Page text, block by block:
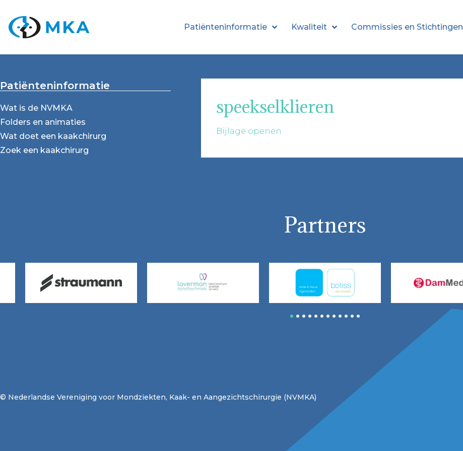
Patiënteninformatie Kwaliteit Commissies en Stichtingen
Patiënteninformatie
Wat is de NVMKA
Folders en animaties
Wat doet een kaakchirurg
Zoek een kaakchirurg
speekselklieren
Bijlage openen
Partners
5 6 7 8 9 1011 12
© Nederlandse Vereniging voor Mondziekten, Kaak- en Aangezichtschirurgie (NVMKA)